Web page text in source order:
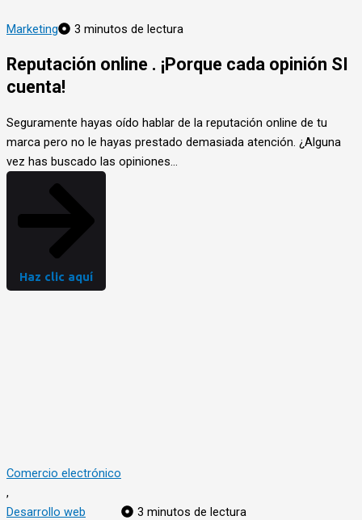
Marketing 3 minutos de lectura
Reputación online . ¡Porque cada opinión SI
cuenta!
Seguramente hayas oído hablar de la reputación online de tu
marca pero no le hayas prestado demasiada atención. ¿Alguna
vez has buscado las opiniones…
Haz clic aquí
Comercio electrónico
,
Desarrollo web
3 minutos de lectura